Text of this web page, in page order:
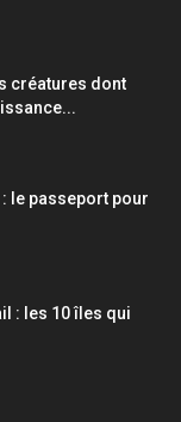
créatures dont
le passeport pour
: les 10 îles qui